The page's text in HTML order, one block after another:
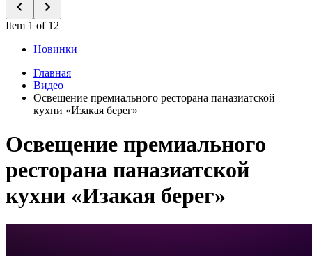
Item 1 of 12
Новинки
Главная
Видео
Освещение премиального ресторана паназиатской
кухни «Изакая берег»
Освещение премиального
ресторана паназиатской
кухни «Изакая берег»